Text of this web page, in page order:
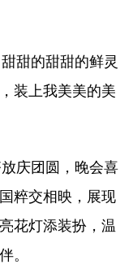
甜的甜甜的鲜灵
装上我美美的美
庆团圆，晚会喜
粹交相映，展现
花灯添装扮，温
。